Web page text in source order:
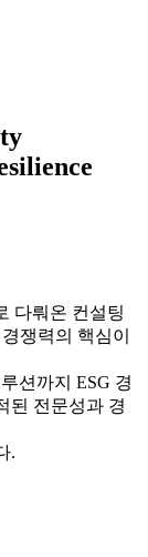
다뤄온 컨설팅
쟁력의 핵심이
션까지 ESG 경
된 전문성과 경
.